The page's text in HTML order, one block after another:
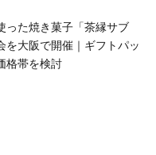
った焼き菓子「茶縁サブ
を大阪で開催｜ギフトパッ
格帯を検討